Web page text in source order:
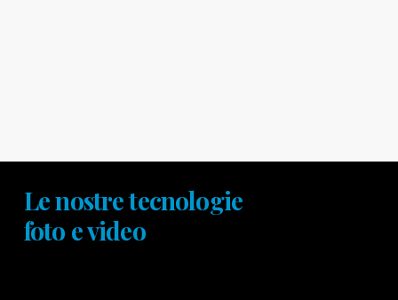
Le nostre tecnologie
foto e video